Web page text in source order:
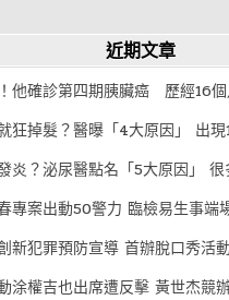
近期文章
他確診第四期胰臟癌 歷經16
狂掉髮？醫曝「4大原因」 出
炎？泌尿醫點名「5大原因」
專案出動50警力 臨檢易生事端
新犯罪預防宣導 首辦脫口秀活
涂權吉也出席遭反擊 黃世杰競